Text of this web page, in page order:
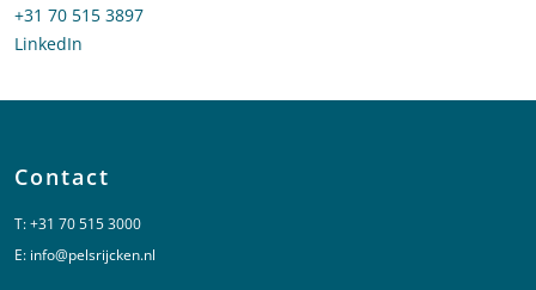
Bel naar Jean-Paul Heinrich
+31 70 515 3897
LinkedIn
Contact
T:+31 70 515 3000
E: info@pelsrijcken.nl